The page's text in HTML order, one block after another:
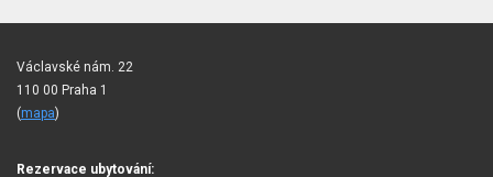
Václavské nám. 22
110 00 Praha 1
(mapa)
Rezervace ubytování: